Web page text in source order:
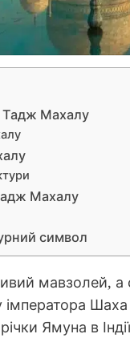
Тадж Махалу
Махалу
символ
мавзолей, а
Ямуна в